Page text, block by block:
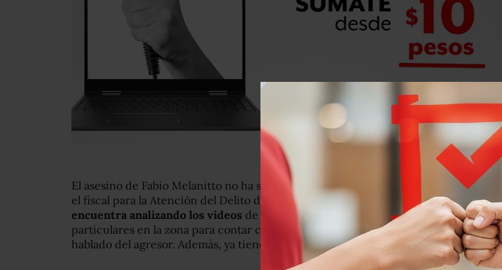
El asesino de Fabio Melanitto no ha sido identificado; sin embargo, de acuerdo con
el fiscal para la Atención del Delito de Homicidio, Roberto Aguas,
la PGJ se
encuentra analizando los videos de las cámaras de la Ciudad de México y
particulares en la zona para contar con información que permita tener un retrato
hablado del agresor. Además, ya tienen diferentes testimonios.